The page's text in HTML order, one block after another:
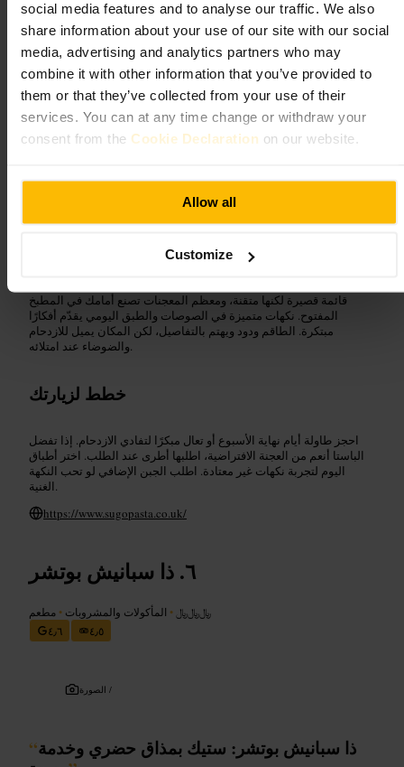
social media features and to analyse our traffic. We also
share information about your use of our site with our social
media, advertising and analytics partners who may
combine it with other information that you’ve provided to
them or that they’ve collected from your use of their
services. You can at any time change or withdraw your
consent from the Cookie Declaration on our website.
Allow all
Customize
“ باستا طازجة أمام العين وطعم يثبت نفسه.”
مناسب لـ
قائمة قصيرة لكنها متقنة، ومعظم المعجنات تصنع أمامك في المطبخ
المفتوح. نكهات متميزة في الصوصات والطبق اليومي يقدّم أفكارًا
مبتكرة. الطاقم ودود ويهتم بالتفاصيل، لكن المكان يميل للازدحام
والضوضاء عند امتلائه.
خطط لزيارتك
احجز طاولة أيام نهاية الأسبوع أو تعال مبكرًا لتفادي الازدحام. إذا تفضل
الباستا أنعم من العجنة الافتراضية، اطلبها أطرى عند الطلب. اختر أطباق
اليوم لتجربة نكهات غير معتادة. اطلب الجبن الإضافي لو تحب النكهة
الغنية.
https://www.sugopasta.co.uk/
ذا سبانيش بوتشر
﷼﷼﷼ • المأكولات والمشروبات • مطعم
٤٫٦
٤٫٥
الصورة /
“ذا سبانيش بوتشر: ستيك بمذاق حضري وخدمة